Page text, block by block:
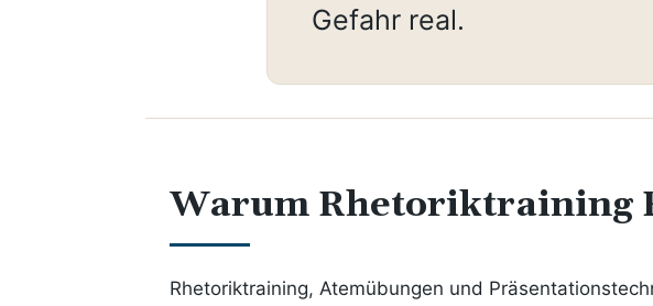
Gefahr real.
Warum Rhetoriktraining
Rhetoriktraining, Atemübungen und